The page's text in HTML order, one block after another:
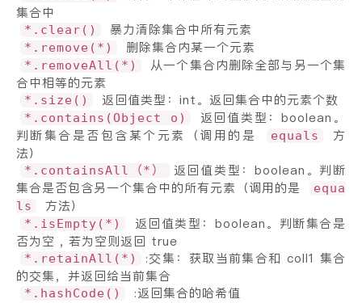
集合中
*.clear() 暴力清除集合中所有元素
*.remove(*) 删除集合内某一个元素
*.removeAll(*)
从一个集合内删除全部与另一个集
合中相等的元素
*.size() 返回值类型：int。返回集合中的元素个数
*.contains(Object o)
返回值类型：boolean。
判断集合是否包含某个元素（调用的是
equals
方
法）
*.containsAll（*）
返回值类型：boolean。判断
集合是否包含另一个集合中的所有元素（调用的是
equa
ls
方法）
*.isEmpty(*)
返回值类型：boolean。判断集合是
否为空 , 若为空则返回 true
*.retainAll(*)
:交集：获取当前集合和 coll1 集合
的交集，并返回给当前集合
*.hashCode() :返回集合的哈希值